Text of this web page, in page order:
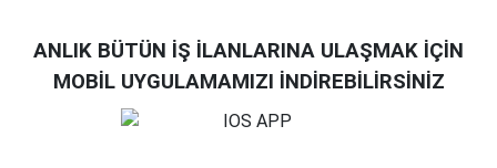
ANLIK BÜTÜN İŞ İLANLARINA ULAŞMAK İÇİN
MOBİL UYGULAMAMIZI İNDİREBİLİRSİNİZ